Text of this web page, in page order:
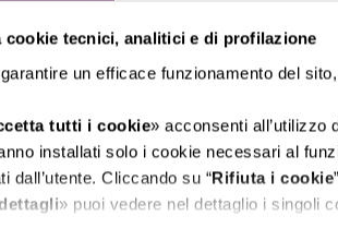
tecnici, analitici e di profilazione
un efficace funzionamento del
tutti i cookie» acconsenti all’utilizzo
installati solo i cookie necessari al
dall’utente. Cliccando su “Rifiuta i cookie
» puoi vedere nel dettaglio i singoli